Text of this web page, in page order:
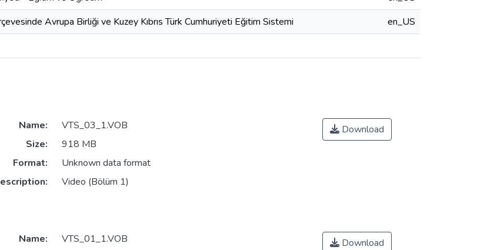
Avrupa Birliği ve Kuzey Kıbrıs Türk Cumhuriyeti Eğitim Sistemi
en_US
Name:
VTS_03_1.VOB
Size:
918 MB
Format:
Unknown data format
Video (Bölüm 1)
Download
Name:
VTS_01_1.VOB
Download